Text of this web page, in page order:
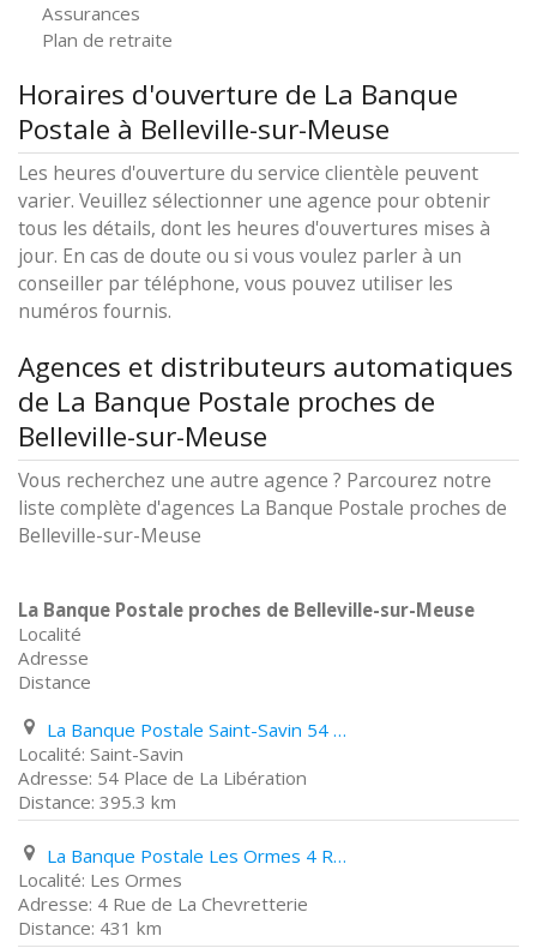
Assurances
Plan de retraite
Horaires d'ouverture de La Banque
Postale à Belleville-sur-Meuse
Les heures d'ouverture du service clientèle peuvent
varier. Veuillez sélectionner une agence pour obtenir
tous les détails, dont les heures d'ouvertures mises à
jour. En cas de doute ou si vous voulez parler à un
conseiller par téléphone, vous pouvez utiliser les
numéros fournis.
Agences et distributeurs automatiques
de La Banque Postale proches de
Belleville-sur-Meuse
Vous recherchez une autre agence ? Parcourez notre
liste complète d'agences La Banque Postale proches de
Belleville-sur-Meuse
La Banque Postale proches de Belleville-sur-Meuse
Localité
Adresse
Distance
La Banque Postale Saint-Savin 54 Place de La Libération
Saint-Savin
54 Place de La Libération
395.3 km
La Banque Postale Les Ormes 4 Rue de La Chevretterie
Les Ormes
4 Rue de La Chevretterie
431 km